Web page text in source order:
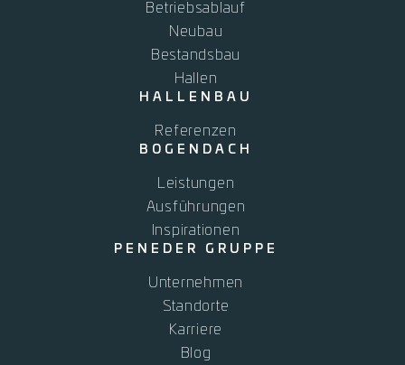
Betriebsablauf
Neubau
Bestandsbau
Hallen
HALLENBAU
Referenzen
BOGENDACH
Leistungen
Ausführungen
Inspirationen
PENEDER GRUPPE
Unternehmen
Standorte
Karriere
Blog